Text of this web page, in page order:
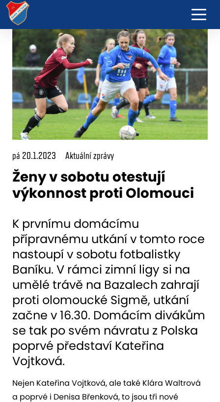
pá 20.1.2023 Aktuální zprávy
Ženy v sobotu otestují
výkonnost proti Olomouci
K prvnímu domácímu
přípravnému utkání v tomto roce
nastoupí v sobotu fotbalistky
Baníku. V rámci zimní ligy si na
umělé trávě na Bazalech zahrají
proti olomoucké Sigmě, utkání
začne v 16.30. Domácím divákům
se tak po svém návratu z Polska
poprvé představí Kateřina
Vojtková.
Nejen Kateřina Vojtková, ale také Klára Waltrová
a poprvé i Denisa Břenková, to jsou tři nové